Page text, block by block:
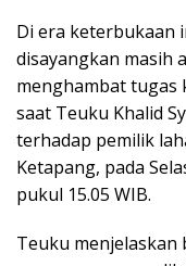
​Di era keterbukaan
disayangkan masih
menghambat tugas
saat Teuku Khalid
terhadap pemilik
Ketapang, pada
pukul 15.05 WIB.
​Teuku menjelaskan